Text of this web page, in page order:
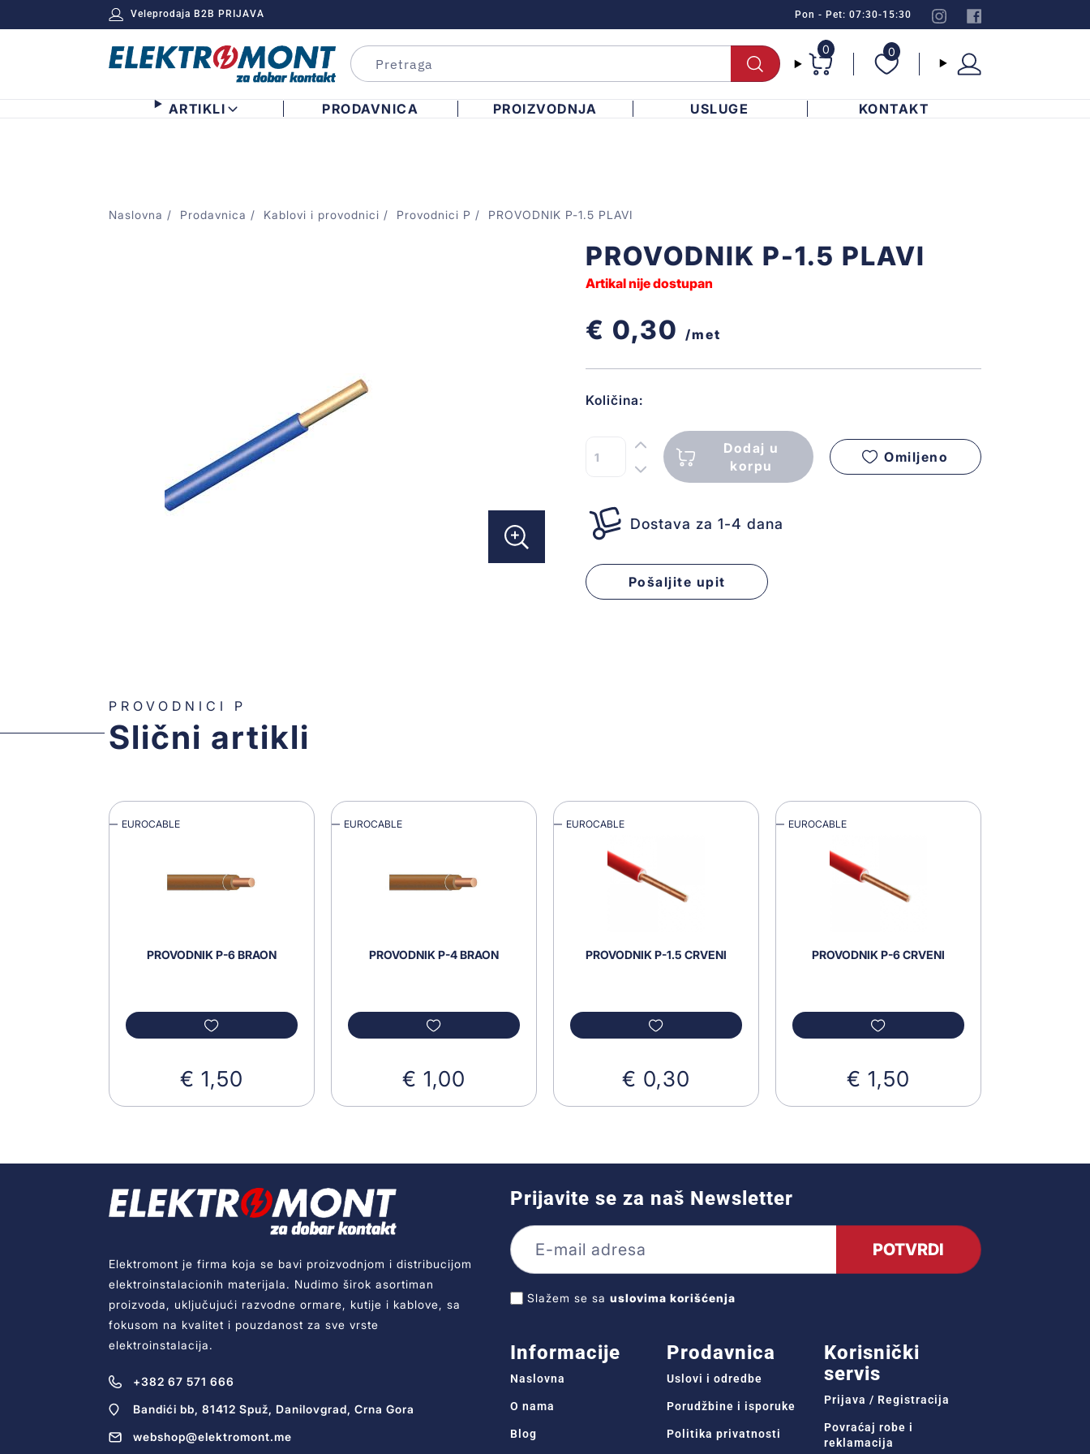
Veleprodaja B2B PRIJAVA Pon - Pet: 07:30-15:30
0 0
ARTIKLI PRODAVNICA PROIZVODNJA USLUGE KONTAKT
Naslovna Prodavnica Kablovi i provodnici Provodnici P PROVODNIK P-1.5 PLAVI
PROVODNIK P-1.5 PLAVI
Artikal nije dostupan
€ 0,30 /met
Količina:
Dodaj u
korpu
Omiljeno
Dostava za 1-4 dana
Pošaljite upit
PROVODNICI P
Slični artikli
EUROCABLE
PROVODNIK P-6 BRAON
€ 1,50
EUROCABLE
PROVODNIK P-4 BRAON
€ 1,00
EUROCABLE
PROVODNIK P-1.5 CRVENI
€ 0,30
EUROCABLE
PROVODNIK P-6 CRVENI
€ 1,50
Elektromont je firma koja se bavi proizvodnjom i distribucijom
elektroinstalacionih materijala. Nudimo širok asortiman
proizvoda, uključujući razvodne ormare, kutije i kablove, sa
fokusom na kvalitet i pouzdanost za sve vrste
elektroinstalacija.
+382 67 571 666
Bandići bb, 81412 Spuž, Danilovgrad, Crna Gora
webshop@elektromont.me
Prijavite se za naš Newsletter
POTVRDI
Slažem se sa uslovima korišćenja
Informacije
Naslovna
O nama
Blog
Prodavnica
Uslovi i odredbe
Porudžbine i isporuke
Politika privatnosti
Korisnički
servis
Prijava / Registracija
Povraćaj robe i
reklamacija